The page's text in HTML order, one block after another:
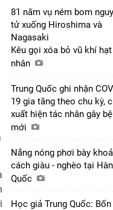
81 năm vụ ném bom
tử xuống Hiroshima và
Nagasaki
Kêu gọi xóa bỏ vũ khí hạt
nhân
Trung Quốc ghi nhận
19 gia tăng theo chu kỳ,
xuất hiện tác nhân gây
mới
Nắng nóng phơi bày
cách giàu - nghèo tại Hàn
Quốc
Học giả Trung Quốc: Bốn